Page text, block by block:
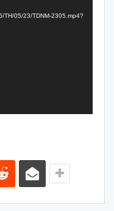
TH/05/23/TDNM-2305.mp4?